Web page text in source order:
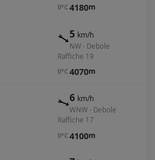
0°C 4180m
5 km/h
NW · Debole
Raffiche 19
0°C 4070m
6 km/h
WNW · Debole
Raffiche 17
0°C 4100m